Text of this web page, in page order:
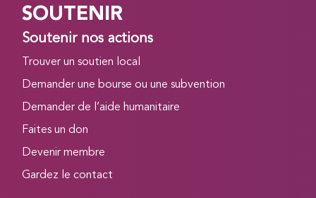
SOUTENIR
Soutenir nos actions
Trouver un soutien local
Demander une bourse ou une subvention
Demander de l’aide humanitaire
Faites un don
Devenir membre
Gardez le contact